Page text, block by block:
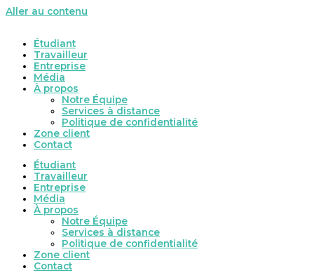
Aller au contenu
Étudiant
Travailleur
Entreprise
Média
À propos
Notre Équipe
Services à distance
Politique de confidentialité
Zone client
Contact
Étudiant
Travailleur
Entreprise
Média
À propos
Notre Équipe
Services à distance
Politique de confidentialité
Zone client
Contact